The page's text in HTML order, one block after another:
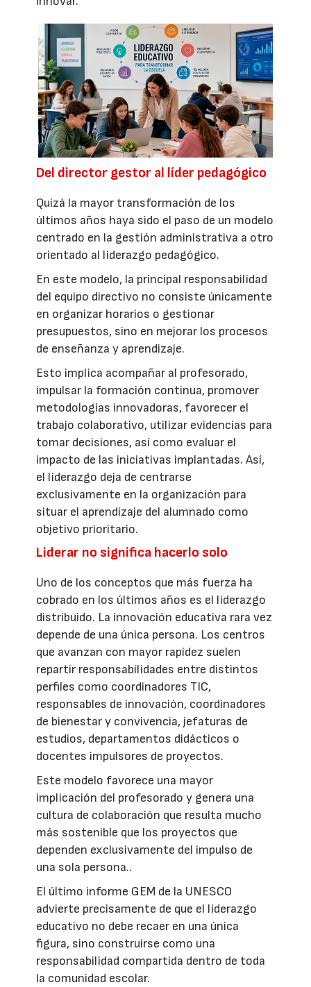
Del director gestor al líder pedagógico
Quizá la mayor transformación de los
últimos años haya sido el paso de un modelo
centrado en la gestión administrativa a otro
orientado al liderazgo pedagógico.
En este modelo, la principal responsabilidad
del equipo directivo no consiste únicamente
en organizar horarios o gestionar
presupuestos, sino en mejorar los procesos
de enseñanza y aprendizaje.
Esto implica acompañar al profesorado,
impulsar la formación continua, promover
metodologías innovadoras, favorecer el
trabajo colaborativo, utilizar evidencias para
tomar decisiones, así como evaluar el
impacto de las iniciativas implantadas. Así,
el liderazgo deja de centrarse
exclusivamente en la organización para
situar el aprendizaje del alumnado como
objetivo prioritario.
Liderar no significa hacerlo solo
Uno de los conceptos que más fuerza ha
cobrado en los últimos años es el liderazgo
distribuido. La innovación educativa rara vez
depende de una única persona. Los centros
que avanzan con mayor rapidez suelen
repartir responsabilidades entre distintos
perfiles como coordinadores TIC,
responsables de innovación, coordinadores
de bienestar y convivencia, jefaturas de
estudios, departamentos didácticos o
docentes impulsores de proyectos.
Este modelo favorece una mayor
implicación del profesorado y genera una
cultura de colaboración que resulta mucho
más sostenible que los proyectos que
dependen exclusivamente del impulso de
una sola persona..
El último informe GEM de la UNESCO
advierte precisamente de que el liderazgo
educativo no debe recaer en una única
figura, sino construirse como una
responsabilidad compartida dentro de toda
la comunidad escolar.